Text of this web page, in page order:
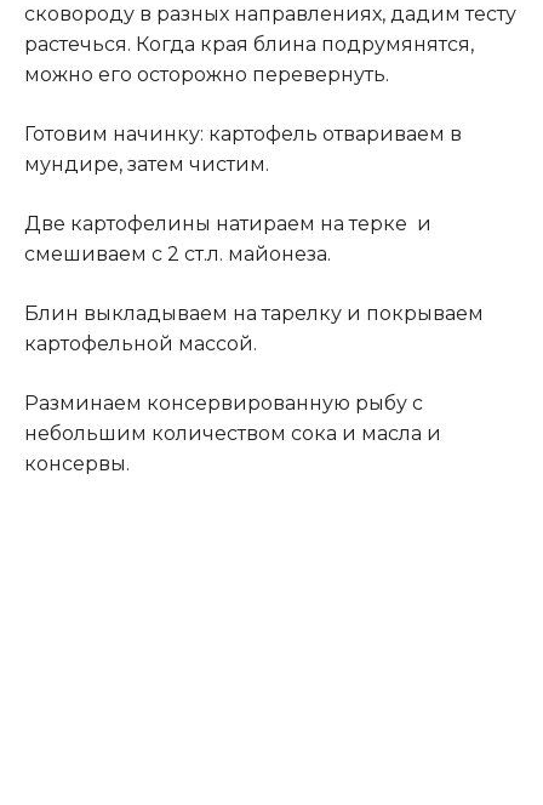
сковороду в разных направлениях, дадим тесту
растечься. Когда края блина подрумянятся,
можно его осторожно перевернуть.
Готовим начинку: картофель отвариваем в
мундире, затем чистим.
Две картофелины натираем на терке и
смешиваем с 2 ст.л. майонеза.
Блин выкладываем на тарелку и покрываем
картофельной массой.
Разминаем консервированную рыбу с
небольшим количеством сока и масла и
консервы.